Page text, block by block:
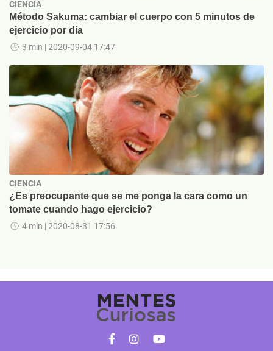
CIENCIA
Método Sakuma: cambiar el cuerpo con 5 minutos de
ejercicio por día
3 min | 2020-09-04 17:47
CIENCIA
¿Es preocupante que se me ponga la cara como un
tomate cuando hago ejercicio?
4 min | 2020-08-31 17:56